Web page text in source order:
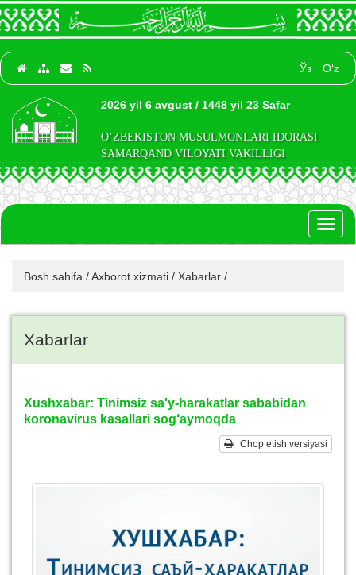
Ўз O‘z
2026 yil 6 avgust / 1448 yil 23 Safar
O‘ZBEKISTON MUSULMONLARI IDORASI
SAMARQAND VILOYATI VAKILLIGI
Bosh sahifa /Axborot xizmati / Xabarlar /
Xabarlar
Xushxabar: Tinimsiz sa'y-harakatlar sababidan
koronavirus kasallari sog‘aymoqda
Chop etish versiyasi